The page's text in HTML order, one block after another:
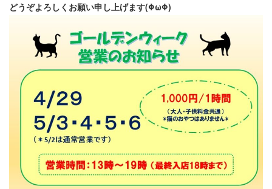
どうぞよろしくお願い申し上げます(ΦωΦ)
お問い合わせ